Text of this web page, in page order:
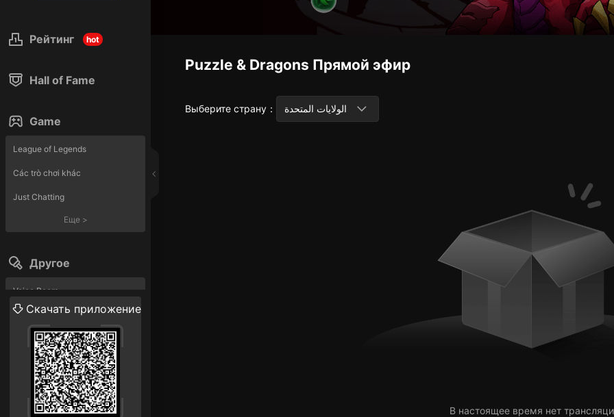
Рейтинг hot
Hall of Fame
Game
League of Legends
Các trò chơi khác
Just Chatting
Еще>
Другое
Voice Room
Прямая трансляция
Еще>
Скачать приложение
Puzzle & Dragons Прямой эфир
Выберите страну ： الولايات المتحدة
В настоящее время нет